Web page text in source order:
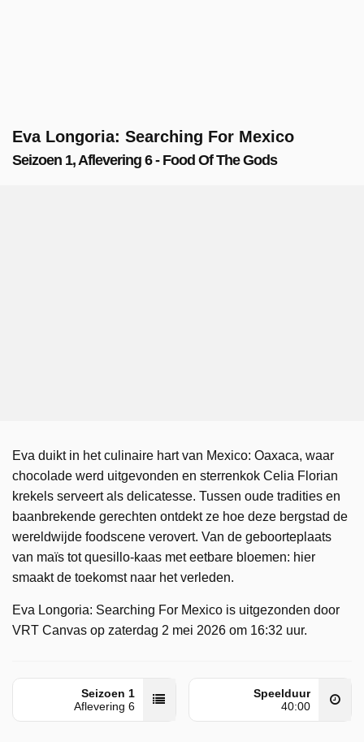
Eva Longoria: Searching For Mexico
Seizoen 1, Aflevering 6 - Food Of The Gods
Eva duikt in het culinaire hart van Mexico: Oaxaca, waar
chocolade werd uitgevonden en sterrenkok Celia Florian
krekels serveert als delicatesse. Tussen oude tradities en
baanbrekende gerechten ontdekt ze hoe deze bergstad de
wereldwijde foodscene verovert. Van de geboorteplaats
van maïs tot quesillo-kaas met eetbare bloemen: hier
smaakt de toekomst naar het verleden.
Eva Longoria: Searching For Mexico is uitgezonden door
VRT Canvas op zaterdag 2 mei 2026 om 16:32 uur.
Seizoen 1
Aflevering 6
Speelduur
40:00